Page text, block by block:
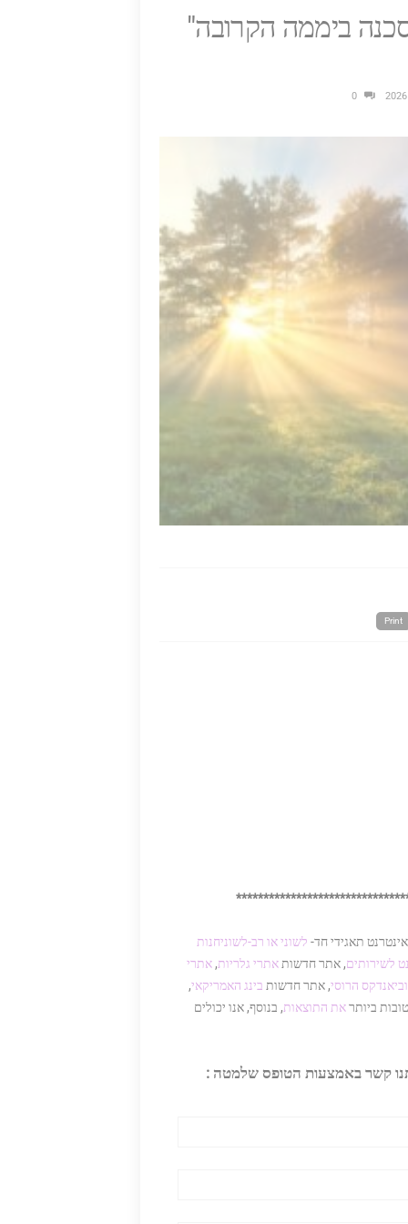
B
ביממה הקרובה"
0
Print
לשוני או רב-לשוניחנות
לשירותים, אתר חדשותאתרי גלריות,אתרי
וביאנדקס הרוסי, אתר חדשות בינג האמריקאי,
ביותראת התוצאות, בנוסף, אנו יכולים
קשר באמצעות הטופס שלמטה :